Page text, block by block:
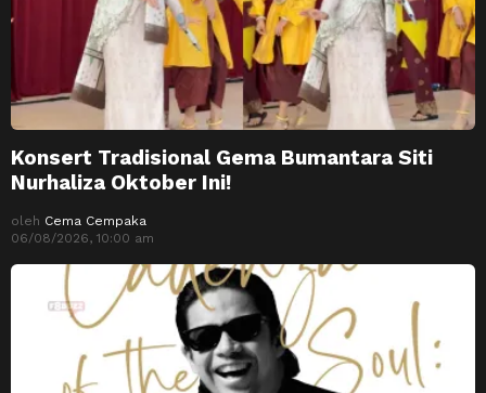
Konsert Tradisional Gema Bumantara Siti
Nurhaliza Oktober Ini!
oleh Cema Cempaka
06/08/2026, 10:00 am